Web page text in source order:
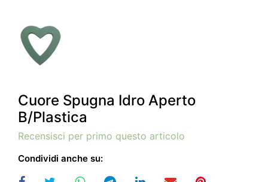
Cuore Spugna Idro Aperto
B/Plastica
Recensisci per primo questo articolo
Condividi anche su: